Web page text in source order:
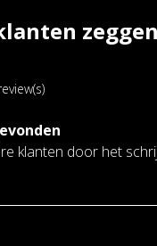
zeggen
klanten door het